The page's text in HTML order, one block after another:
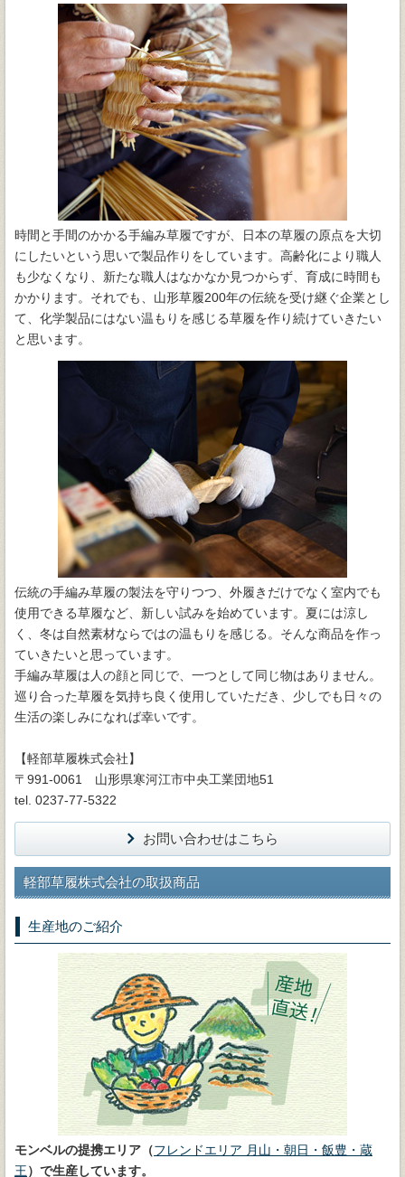
時間と手間のかかる手編み草履ですが、日本の草履の原点を大切
にしたいという思いで製品作りをしています。高齢化により職人
も少なくなり、新たな職人はなかなか見つからず、育成に時間も
かかります。それでも、山形草履200年の伝統を受け継ぐ企業とし
て、化学製品にはない温もりを感じる草履を作り続けていきたい
と思います。
伝統の手編み草履の製法を守りつつ、外履きだけでなく室内でも
使用できる草履など、新しい試みを始めています。夏には涼し
く、冬は自然素材ならではの温もりを感じる。そんな商品を作っ
ていきたいと思っています。
手編み草履は人の顔と同じで、一つとして同じ物はありません。
巡り合った草履を気持ち良く使用していただき、少しでも日々の
生活の楽しみになれば幸いです。
【軽部草履株式会社】
〒991-0061 山形県寒河江市中央工業団地51
tel. 0237-77-5322
お問い合わせはこちら
軽部草履株式会社の取扱商品
生産地のご紹介
モンベルの提携エリア（フレンドエリア 月山・朝日・飯豊・蔵
王）で生産しています。